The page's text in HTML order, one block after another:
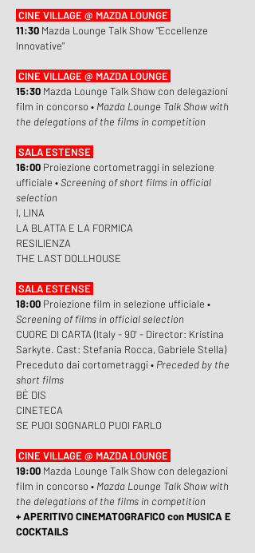
CINE VILLAGE @ MAZDA LOUNGE
11:30 Mazda Lounge Talk Show "Eccellenze
Innovative"
CINE VILLAGE @ MAZDA LOUNGE
15:30 Mazda Lounge Talk Show con delegazioni
film in concorso • Mazda Lounge Talk Show with
the delegations of the films in competition
SALA ESTENSE
16:00 Proiezione cortometraggi in selezione
ufficiale •Screening of short films in official
selection
I, LINA
LA BLATTA E LA FORMICA
RESILIENZA
THE LAST DOLLHOUSE
SALA ESTENSE
18:00 Proiezione film in selezione ufficiale •
Screening of films in official selection
CUORE DI CARTA (Italy - 90' - Director: Kristina
Sarkyte. Cast: Stefania Rocca, Gabriele Stella)
Preceduto dai cortometraggi • Preceded by the
short films
BÈ DIS
CINETECA
SE PUOI SOGNARLO PUOI FARLO
CINE VILLAGE @ MAZDA LOUNGE
19:00 Mazda Lounge Talk Show con delegazioni
film in concorso • Mazda Lounge Talk Show with
the delegations of the films in competition
+ APERITIVO CINEMATOGRAFICO con MUSICA E
COCKTAILS